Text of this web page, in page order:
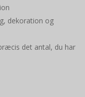
dekoration og
det antal, du har